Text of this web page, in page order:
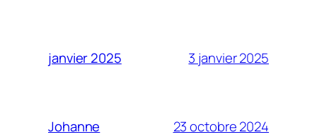
janvier 2025 3 janvier 2025
Johanne 23 octobre 2024